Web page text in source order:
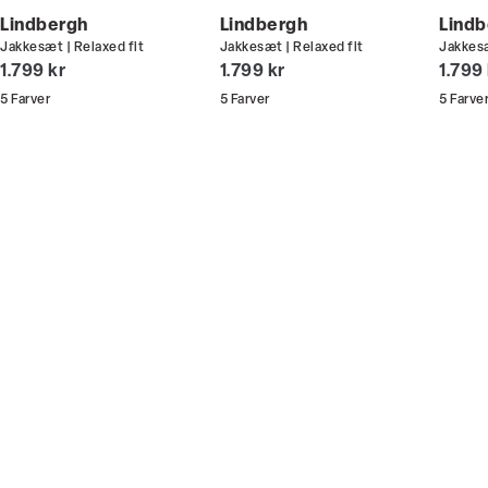
Du kan indløse din bonus 365 dage om året i alle
butikker og online.
Lindbergh
Jakkesæt | Relaxed fit
I alt (inkl. rabat)
1.799 kr
5 Farver
Lindbergh
Jakkesæt | Relaxed fit
I alt (inkl. rabat)
1.799 kr
5 Farver
I alt
1.799
5